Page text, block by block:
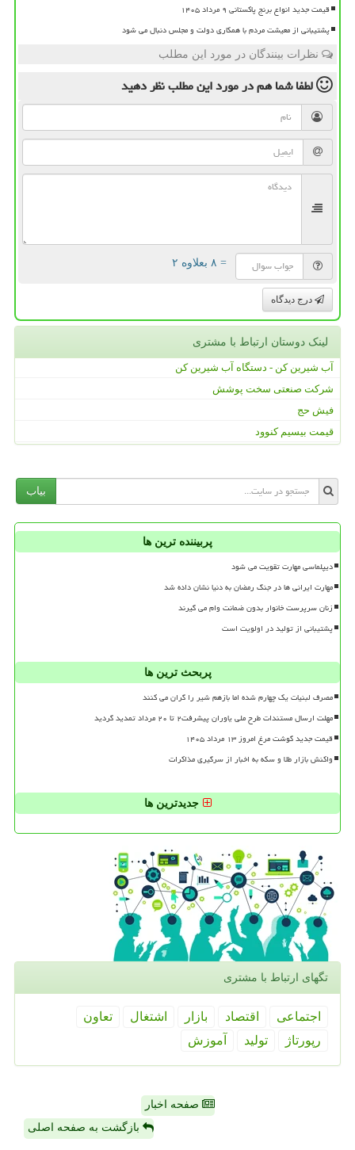
قیمت جدید انواع برنج پاکستانی ۹ مرداد ۱۴۰۵
پشتیبانی از معیشت مردم با همکاری دولت و مجلس دنبال می شود
نظرات بینندگان در مورد این مطلب
لطفا شما همدر مورد این مطلبنظر دهید
= ۸ بعلاوه ۲
درج دیدگاه
لینک دوستان ارتباط با مشتری
آب شیرین کن - دستگاه آب شیرین کن
شرکت صنعتی سخت پوشش
فیش حج
قیمت بیسیم کنوود
بیاب
پربیننده ترین ها
دیپلماسی مهارت تقویت می شود
مهارت ایرانی ها در جنگ رمضان به دنیا نشان داده شد
زنان سرپرست خانوار بدون ضمانت وام می گیرند
پشتیبانی از تولید در اولویت است
پربحث ترین ها
مصرف لبنیات یک چهارم شده اما بازهم شیر را گران می کنند
مهلت ارسال مستندات طرح ملی یاوران پیشرفت۲ تا ۲۰ مرداد تمدید گردید
قیمت جدید گوشت مرغ امروز ۱۳ مرداد ۱۴۰۵
واکنش بازار طلا و سکه به اخبار از سرگیری مذاکرات
جدیدترین ها
تگهای ارتباط با مشتری
اجتماعی اقتصاد بازار اشتغال
تعاون
رپورتاژ
تولید آموزش
صفحه اخبار
بازگشت به صفحه اصلی